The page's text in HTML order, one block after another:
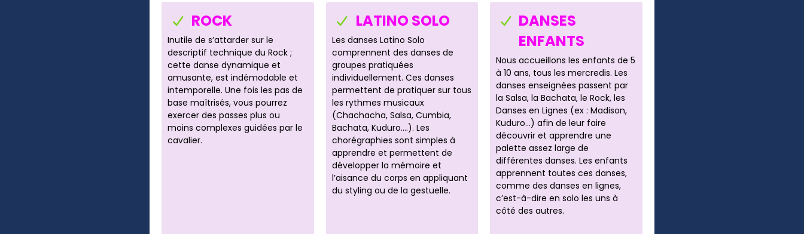
ROCK
Inutile de s’attarder sur le
descriptif technique du Rock ;
cette danse dynamique et
amusante, est indémodable et
intemporelle. Une fois les pas de
base maîtrisés, vous pourrez
exercer des passes plus ou
moins complexes guidées par le
cavalier.
LATINO SOLO
Les danses Latino Solo
comprennent des danses de
groupes pratiquées
individuellement. Ces danses
permettent de pratiquer sur tous
les rythmes musicaux
(Chachacha, Salsa, Cumbia,
Bachata, Kuduro….). Les
chorégraphies sont simples à
apprendre et permettent de
développer la mémoire et
l’aisance du corps en appliquant
du styling ou de la gestuelle.
DANSES
ENFANTS
Nous accueillons les enfants de 5
à 10 ans, tous les mercredis. Les
danses enseignées passent par
la Salsa, la Bachata, le Rock, les
Danses en Lignes (ex : Madison,
Kuduro…) afin de leur faire
découvrir et apprendre une
palette assez large de
différentes danses. Les enfants
apprennent toutes ces danses,
comme des danses en lignes,
c’est-à-dire en solo les uns à
côté des autres.